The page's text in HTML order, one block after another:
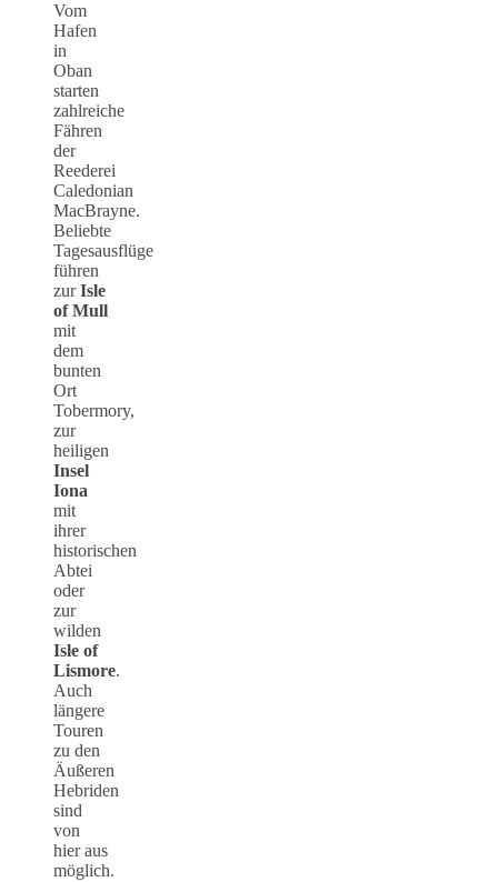
Vom
Hafen
in
Oban
starten
zahlreiche
Fähren
der
Reederei
Caledonian
MacBrayne.
Beliebte
Tagesausflüge
führen
zurIsle
of Mull
mit
dem
bunten
Ort
Tobermory,
zur
heiligen
Insel
Iona
mit
ihrer
historischen
Abtei
oder
zur
wilden
Isle of
Lismore.
Auch
längere
Touren
zu den
Äußeren
Hebriden
sind
von
hier aus
möglich.